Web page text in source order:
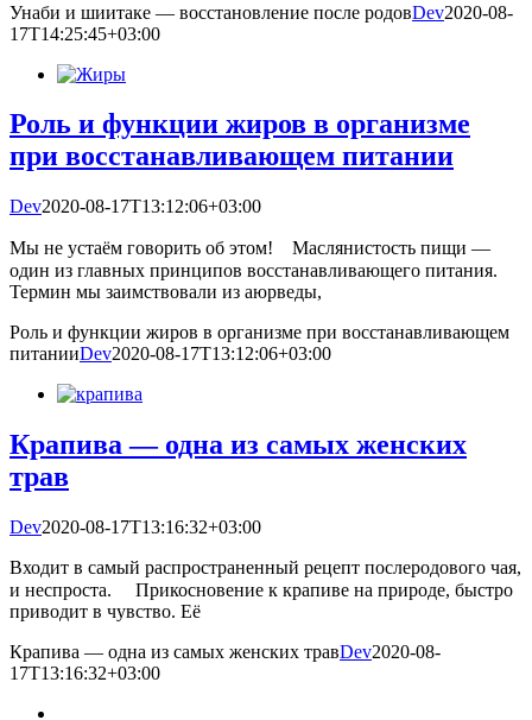
Унаби и шиитаке — восстановление после родовDev2020-08-
17T14:25:45+03:00
Роль и функции жиров в организме
при восстанавливающем питании
Dev2020-08-17T13:12:06+03:00
Мы не устаём говорить об этом!⠀ Маслянистость пищи —
один из главных принципов восстанавливающего питания.⠀
Термин мы заимствовали из аюрведы,
Роль и функции жиров в организме при восстанавливающем
питанииDev2020-08-17T13:12:06+03:00
Крапива — одна из самых женских
трав
Dev2020-08-17T13:16:32+03:00
Входит в самый распространенный рецепт послеродового чая,
и неспроста. ⠀ Прикосновение к крапиве на природе, быстро
приводит в чувство. Её
Крапива — одна из самых женских травDev2020-08-
17T13:16:32+03:00